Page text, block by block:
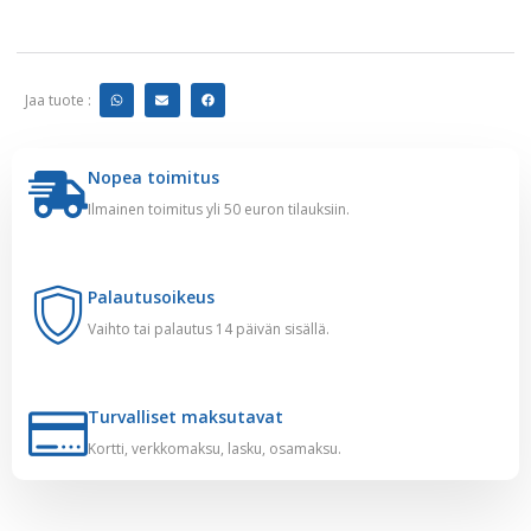
Jaa tuote :
Nopea toimitus
Ilmainen toimitus yli 50 euron tilauksiin.
Palautusoikeus
Vaihto tai palautus 14 päivän sisällä.
Turvalliset maksutavat
Kortti, verkkomaksu, lasku, osamaksu.